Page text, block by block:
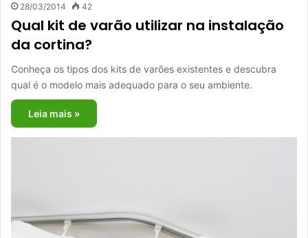
28/03/2014 42
Qual kit de varão utilizar na instalação
da cortina?
Conheça os tipos dos kits de varões existentes e descubra
qual é o modelo mais adequado para o seu ambiente.
Leia mais »